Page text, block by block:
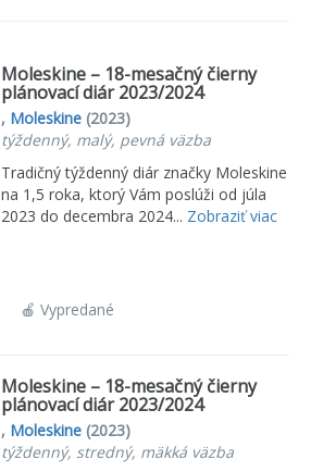
Moleskine – 18-mesačný čierny
plánovací diár 2023/2024
, Moleskine(2023)
týždenný, malý, pevná väzba
Tradičný týždenný diár značky Moleskine
na 1,5 roka, ktorý Vám poslúži od júla
2023 do decembra 2024... Zobraziť viac
🍎 Vypredané
Moleskine – 18-mesačný čierny
plánovací diár 2023/2024
, Moleskine(2023)
týždenný, stredný, mäkká väzba